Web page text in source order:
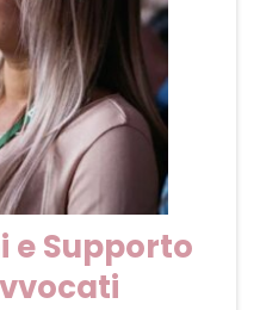
e Supporto